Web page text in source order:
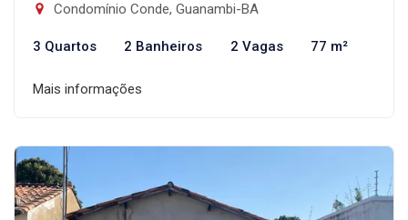
Condomínio Conde, Guanambi-BA
3 Quartos 2 Banheiros 2 Vagas 77 m²
Mais informações